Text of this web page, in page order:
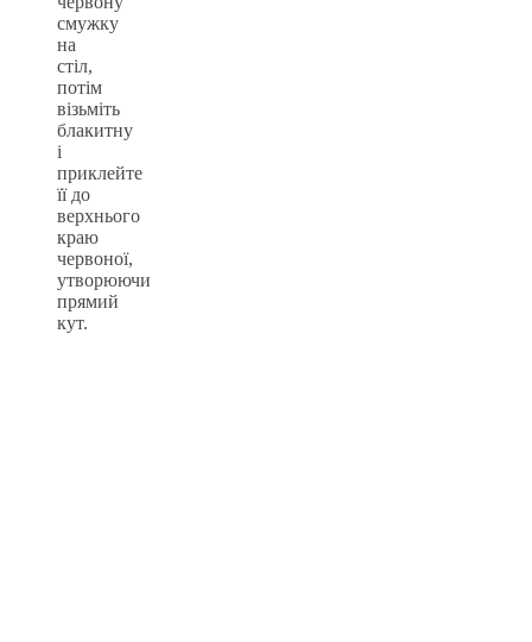
смужку
на
стіл,
потім
візьміть
блакитну
і
приклейте
її до
верхнього
краю
червоної,
утворюючи
прямий
кут.